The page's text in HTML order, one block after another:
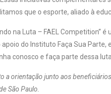
que o esporte, aliado à
na Luta – FAEL
apoio do Instituto Faça Sua
conosco e faça parte dessa
a orientação junto aos
São Paulo.